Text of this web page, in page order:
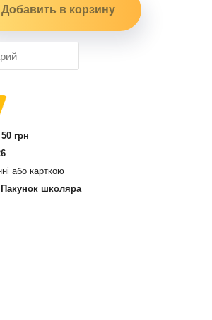
50 грн
або карткою
Пакунок школяра